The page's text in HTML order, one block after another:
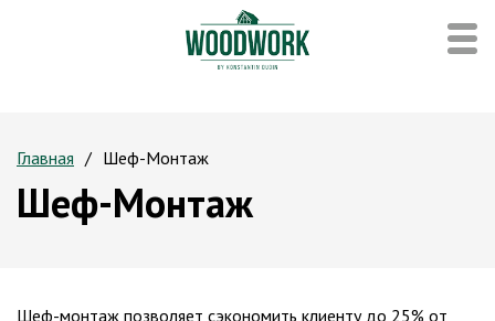
Главная Шеф-Монтаж
Шеф-Монтаж
Шеф-монтаж позволяет сэкономить клиенту до 25% от